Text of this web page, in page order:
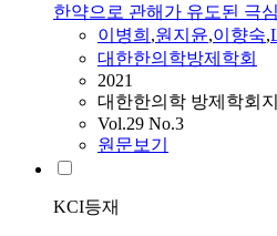
한약으로 관해가 유도된 극
이병희 ,원지윤,이향숙,
대한한의학방제학회
2021
대한한의학 방제학회지
Vol.29 No.3
원문보기
KCI등재